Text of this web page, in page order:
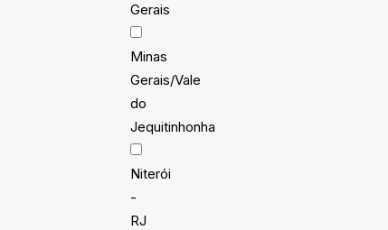
Gerais
Minas
Gerais/Vale
do
Jequitinhonha
Niterói
-
RJ